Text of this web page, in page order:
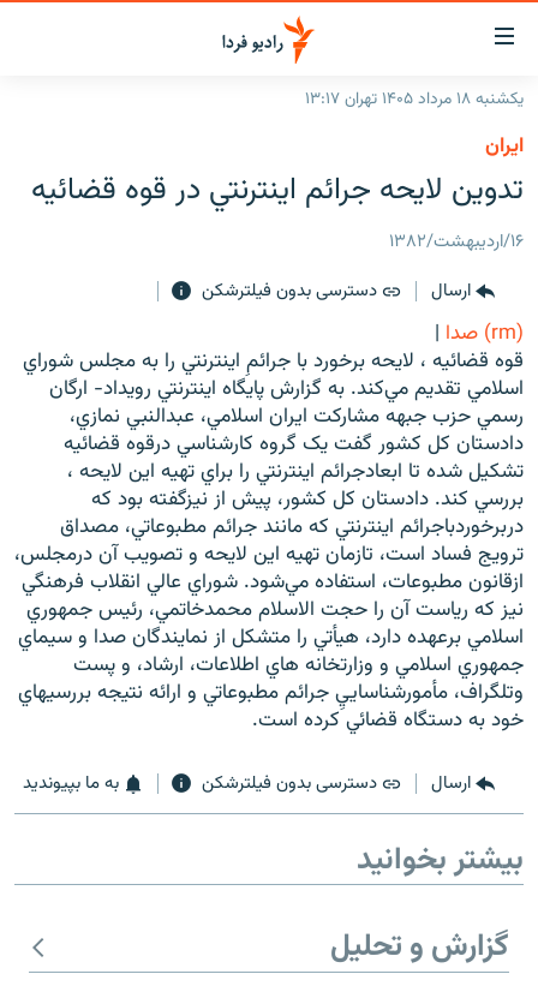
لینک‌های
قابلیت
دسترسی
بازگشت
اصلی
صفحه
جستجو
جهان
رادیو
انتخاب کنید و بشنوید
برنامه‌های رادیویی
فرکانس‌ها
پادکست
چندرسانه‌ای
گزارش‌های تصویری
گزارش‌های ویدئویی
زنان فردا
English
به ما بپیوندید
زبان‌های دیگر
یکشنبه ۱۸ مرداد ۱۴۰۵ تهران ۱۳:۱۷
ايران
تدوين لايحه جرائم اينترنتي در قوه قضائيه
۱۶/اردیبهشت/۱۳۸۲
ارسال
دسترسی بدون فیلترشکن
(rm) صدا
|
قوه قضائيه ، لايحه برخورد با جرائمِ اينترنتي را به مجلس شوراي
اسلامي تقديم مي‌کند. به گزارش پايگاه اينترنتي رويداد- ارگان
رسمي حزب جبهه مشارکت ايران اسلامي، عبدالنبي نمازي،
دادستان کل کشور گفت يک گروه کارشناسي درقوه قضائيه
تشکيل شده تا ابعادجرائم اينترنتي را براي تهيه اين لايحه ،
بررسي کند. دادستان کل کشور، پيش از نيزگفته بود که
دربرخوردباجرائم اينترنتي که مانند جرائم مطبوعاتي، مصداق
ترويج فساد است، تازمان تهيه اين لايحه و تصويب آن درمجلس،
ازقانون مطبوعات، استفاده مي‌شود. شوراي عالي انقلاب فرهنگي
نيز که رياست آن را حجت الاسلام محمدخاتمي، رئيس جمهوري
اسلامي برعهده دارد، هيأتي را متشکل از نمايندگان صدا و سيماي
جمهوري اسلامي و وزارتخانه هاي اطلاعات، ارشاد، و پست
وتلگراف، مأمورشناساييِ جرائم مطبوعاتي و ارائه نتيجه بررسيهاي
خود به دستگاه قضائي کرده است.
ارسال دسترسی بدون فیلترشکن به ما بپیوندید
بیشتر بخوانید
گزارش و تحلیل